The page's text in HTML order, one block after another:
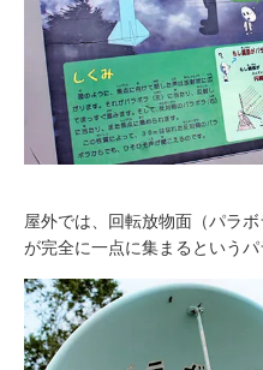
屋外では、回転放物面（パラ
が完全に一点に集まるという